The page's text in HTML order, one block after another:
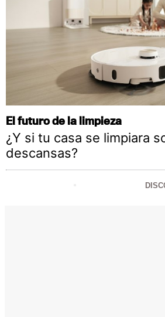
El futuro de la limpieza
¿Y si tu casa se limpiara
descansas?